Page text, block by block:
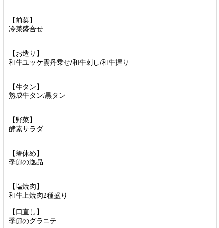
【前菜】
冷菜盛合せ
【お造り】
和牛ユッケ雲丹乗せ/和牛刺し/和牛握り
【牛タン】
熟成牛タン/黒タン
【野菜】
酵素サラダ
【箸休め】
季節の逸品
【塩焼肉】
和牛上焼肉2種盛り
【口直し】
季節のグラニテ